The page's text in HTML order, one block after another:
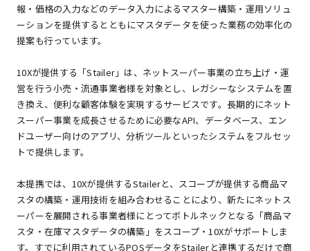
報・価格の入力などのデータ入力によるマスター構築・運用ソリュ
ーションを提供するとともにマスタデータを使った業務の効率化の
提案も行っています。
10Xが提供する「Stailer」は、ネットスーパー事業の立ち上げ・運
営を行う小売・流通事業者様を対象とし、レガシーなシステムを置
き換え、便利な顧客体験を実現するサービスです。長期的にネット
スーパー事業を成長させるために必要なAPI、データベース、エン
ドユーザー向けのアプリ、分析ツールといったシステムをフルセッ
トで提供します。
本提携では、10Xが提供するStailerと、スコープが提供する商品マ
スタの構築・運用技術を組み合わせることにより、新たにネットス
ーパーを展開される事業者様にとってボトルネックとなる「商品マ
スタ・在庫マスタデータの構築」をスコープ・10Xがサポートしま
す。すでに利用されているPOSデータをStailerと連携するだけで商